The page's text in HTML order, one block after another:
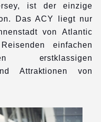
ist der einzige
Das ACY liegt nur
von Atlantic
einfachen
Attraktionen von